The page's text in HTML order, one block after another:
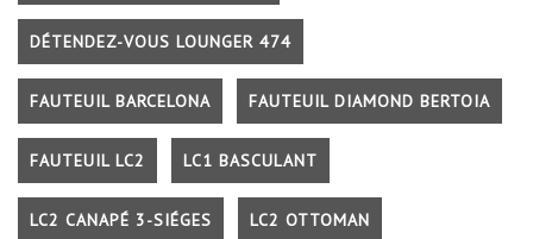
DÉTENDEZ-VOUS LOUNGER 474
FAUTEUIL BARCELONA FAUTEUIL DIAMOND BERTOIA
FAUTEUIL LC2 LC1 BASCULANT
LC2 CANAPÉ 3-SIÉGES LC2 OTTOMAN